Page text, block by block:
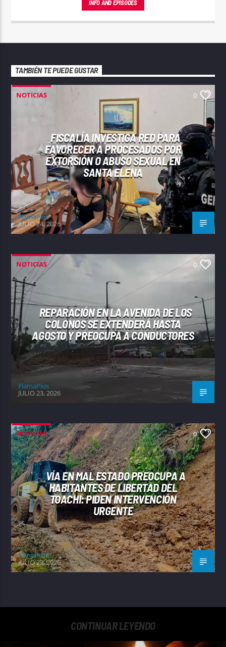
INFO AND EPISODES
TAMBIÉN TE PUEDE GUSTAR
NOTICIAS 0
FISCALÍA INVESTIGA RED PARA
FAVORECER A PROCESADOS POR
EXTORSIÓN O ABUSO SEXUAL EN
SANTA ELENA
FlamaPlus
JULIO 24, 2026
NOTICIAS 0
REPARACIÓN EN LA AVENIDA DE LOS
COLONOS SE EXTENDERÁ HASTA
AGOSTO Y PREOCUPA A CONDUCTORES
FlamaPlus
JULIO 23, 2026
NOTICIAS 0
VÍA EN MAL ESTADO PREOCUPA A
HABITANTES DE LIBERTAD DEL
TOACHI: PIDEN INTERVENCIÓN
URGENTE
FlamaPlus
JULIO 23, 2026
CONTINUAR LEYENDO